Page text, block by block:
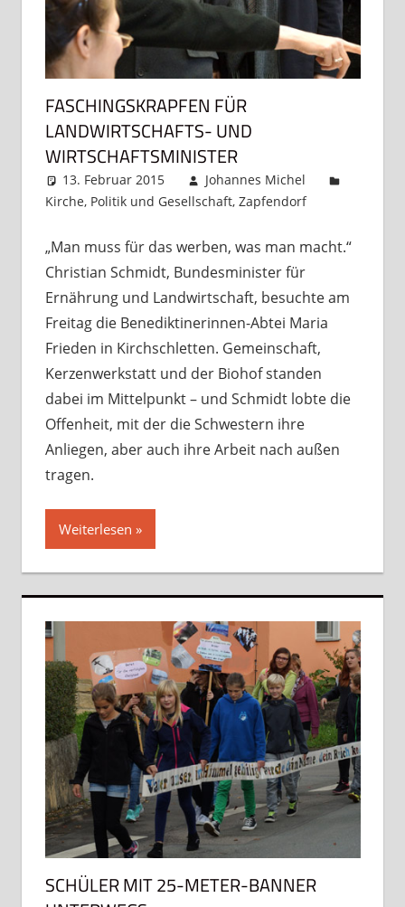
FASCHINGSKRAPFEN FÜR
LANDWIRTSCHAFTS- UND
WIRTSCHAFTSMINISTER
13. Februar 2015
Johannes Michel
Kirche, Politik und Gesellschaft, Zapfendorf
hinterlassen
„Man muss für das werben, was man macht.“
Christian Schmidt, Bundesminister für
Ernährung und Landwirtschaft, besuchte am
Freitag die Benediktinerinnen-Abtei Maria
Frieden in Kirchschletten. Gemeinschaft,
Kerzenwerkstatt und der Biohof standen
dabei im Mittelpunkt – und Schmidt lobte die
Offenheit, mit der die Schwestern ihre
Anliegen, aber auch ihre Arbeit nach außen
tragen.
Weiterlesen
SCHÜLER MIT 25-METER-BANNER